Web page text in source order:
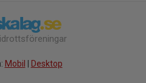
idrottsföreningar
Mobil Desktop